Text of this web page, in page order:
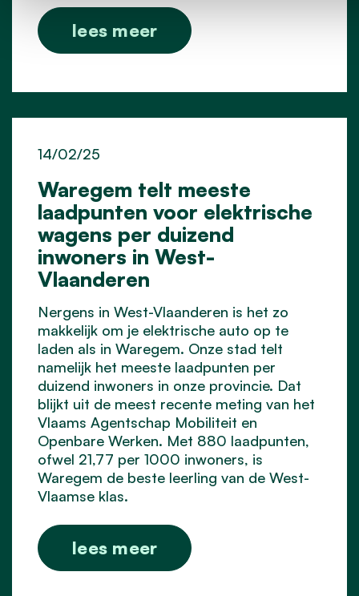
lees meer
Waregem telt meeste
laadpunten voor elektrische
wagens per duizend
inwoners in West-
Vlaanderen
14/02/25
Nergens in West-Vlaanderen is het zo
makkelijk om je elektrische auto op te
laden als in Waregem. Onze stad telt
namelijk het meeste laadpunten per
duizend inwoners in onze provincie. Dat
blijkt uit de meest recente meting van het
Vlaams Agentschap Mobiliteit en
Openbare Werken. Met 880 laadpunten,
ofwel 21,77 per 1000 inwoners, is
Waregem de beste leerling van de West-
Vlaamse klas.
lees meer